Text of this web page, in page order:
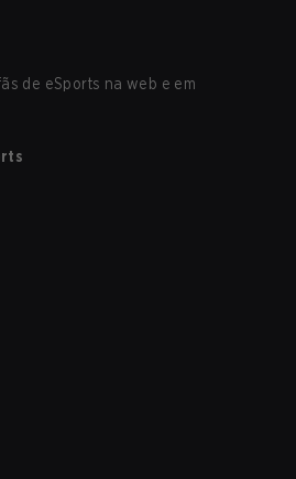
de eSports na web e em